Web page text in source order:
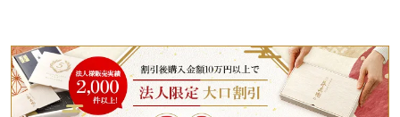
牛サーロインステーキ（200g×2枚）
・20000円【萬】